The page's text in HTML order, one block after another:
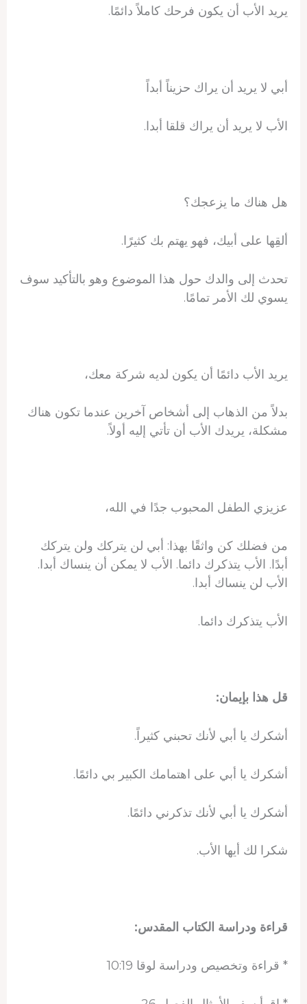
يريد الأب أن يكون فرحك كاملاً دائمًا.
أبي لا يريد أن يراك حزيناً أبداً
الأب لا يريد أن يراك قلقا أبدا.
هل هناك ما يزعجك؟
ألقِها على أبيك، فهو يهتم بك كثيرًا.
تحدث إلى والدك حول هذا الموضوع وهو بالتأكيد سوف
يسوي لك الأمر تمامًا.
يريد الأب دائمًا أن يكون لديه شركة معك،
بدلاً من الذهاب إلى أشخاص آخرين عندما تكون هناك
مشكلة، يريدك الأب أن تأتي إليه أولاً.
عزيزي الطفل المحبوب جدًا في الله،
من فضلك كن واثقًا بهذا: أبي لن يتركك ولن يتركك
أبدًا. الأب يتذكرك دائما. الأب لا يمكن أن ينساك أبدا.
الأب لن ينساك أبدا.
الأب يتذكرك دائما.
قل هذا بإيمان:
أشكرك يا أبي لأنك تحبني كثيراً.
أشكرك يا أبي على اهتمامك الكبير بي دائمًا.
أشكرك يا أبي لأنك تذكرني دائمًا.
شكرا لك أيها الأب.
قراءة ودراسة الكتاب المقدس:
* قراءة وتخصيص ودراسة لوقا 10:19